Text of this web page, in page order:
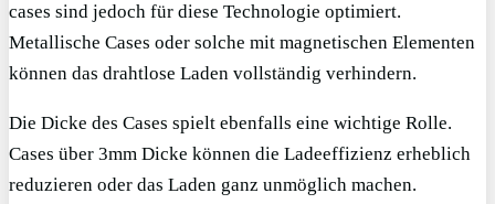
cases sind jedoch für diese Technologie optimiert.
Metallische Cases oder solche mit magnetischen Elementen
können das drahtlose Laden vollständig verhindern.
Die Dicke des Cases spielt ebenfalls eine wichtige Rolle.
Cases über 3mm Dicke können die Ladeeffizienz erheblich
reduzieren oder das Laden ganz unmöglich machen.